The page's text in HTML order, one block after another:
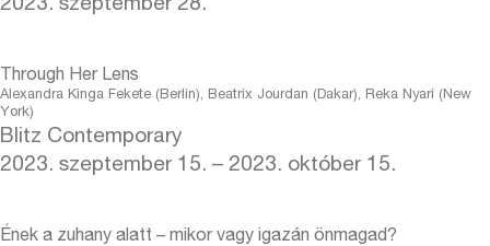
2023. szeptember 28.
Through Her Lens
Alexandra Kinga Fekete (Berlin), Beatrix Jourdan (Dakar), Reka Nyari (New
York)
Blitz Contemporary
2023. szeptember 15. – 2023. október 15.
Ének a zuhany alatt – mikor vagy igazán önmagad?